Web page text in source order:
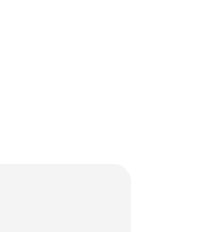
GT